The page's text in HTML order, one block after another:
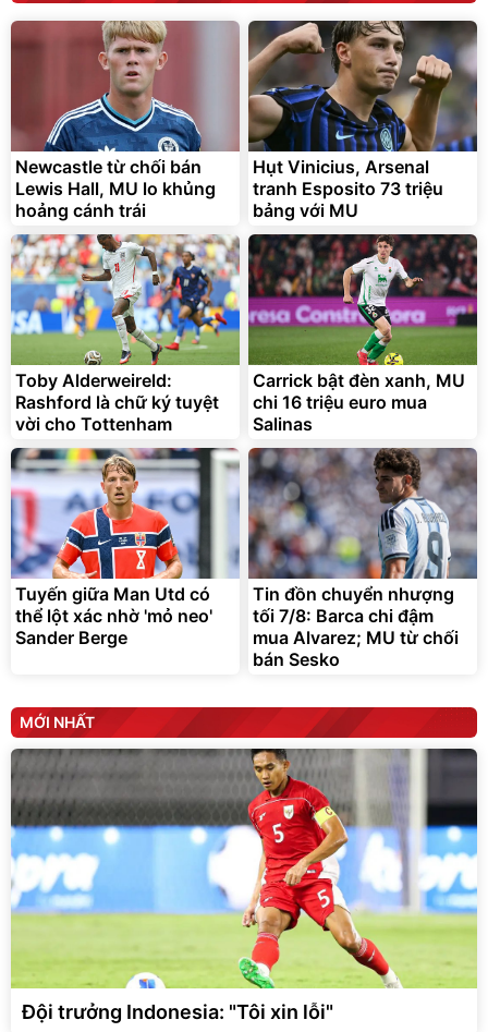
Lót ghế ôtô, nâng lưng
chống nóng giúp thoải mái
trong di chuyển
295.000đ
Đã bán nhiều
Newcastle từ chối bán
Lewis Hall, MU lo khủng
hoảng cánh trái
Hụt Vinicius, Arsenal
tranh Esposito 73 triệu
bảng với MU
Toby Alderweireld:
Rashford là chữ ký tuyệt
vời cho Tottenham
Carrick bật đèn xanh, MU
chi 16 triệu euro mua
Salinas
Tuyến giữa Man Utd có
thể lột xác nhờ 'mỏ neo'
Sander Berge
Tin đồn chuyển nhượng
tối 7/8: Barca chi đậm
mua Alvarez; MU từ chối
bán Sesko
MỚI NHẤT
Đội trưởng Indonesia: "Tôi xin lỗi"